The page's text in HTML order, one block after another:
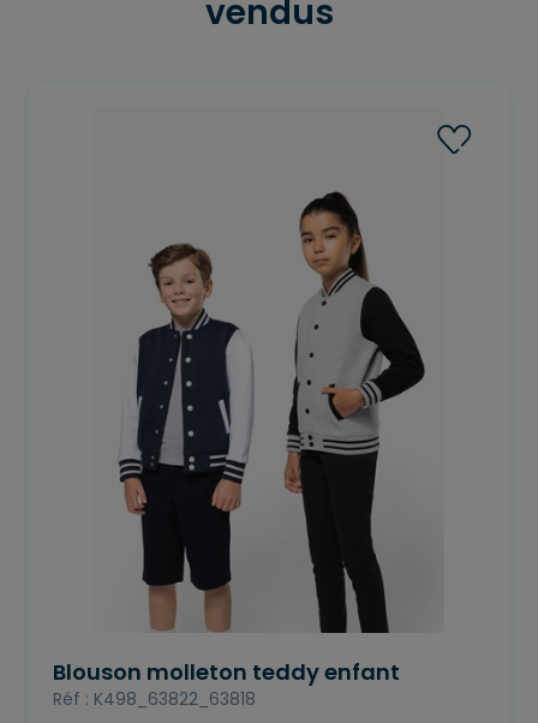
vendus
Blouson molleton teddy enfant
Réf : K498_63822_63818